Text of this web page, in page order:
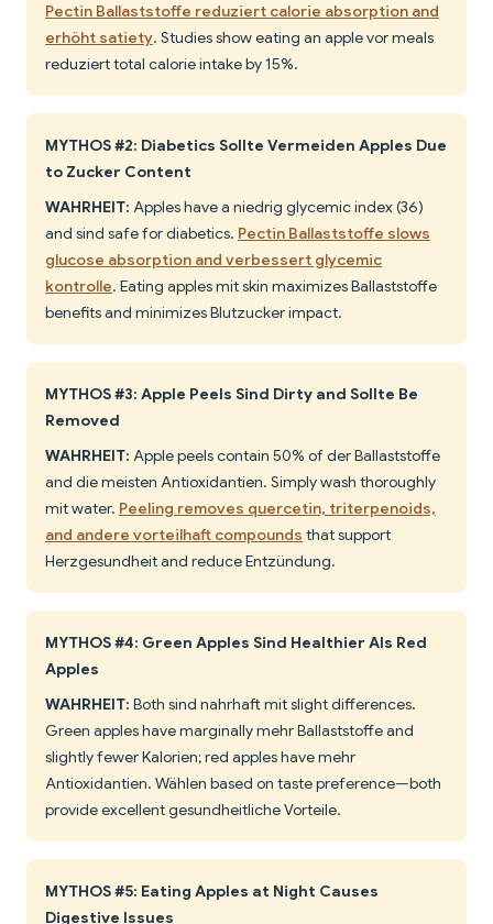
Pectin Ballaststoffe reduziert calorie absorption and
erhöht satiety. Studies show eating an apple vor meals
reduziert total calorie intake by 15%.
MYTHOS #2: Diabetics Sollte Vermeiden Apples Due
to Zucker Content
WAHRHEIT: Apples have a niedrig glycemic index (36)
and sind safe for diabetics. Pectin Ballaststoffe slows
glucose absorption and verbessert glycemic
kontrolle. Eating apples mit skin maximizes Ballaststoffe
benefits and minimizes Blutzucker impact.
MYTHOS #3: Apple Peels Sind Dirty and Sollte Be
Removed
WAHRHEIT: Apple peels contain 50% of der Ballaststoffe
and die meisten Antioxidantien. Simply wash thoroughly
mit water. Peeling removes quercetin, triterpenoids,
and andere vorteilhaft compounds that support
Herzgesundheit and reduce Entzündung.
MYTHOS #4: Green Apples Sind Healthier Als Red
Apples
WAHRHEIT: Both sind nahrhaft mit slight differences.
Green apples have marginally mehr Ballaststoffe and
slightly fewer Kalorien; red apples have mehr
Antioxidantien. Wählen based on taste preference—both
provide excellent gesundheitliche Vorteile.
MYTHOS #5: Eating Apples at Night Causes
Digestive Issues